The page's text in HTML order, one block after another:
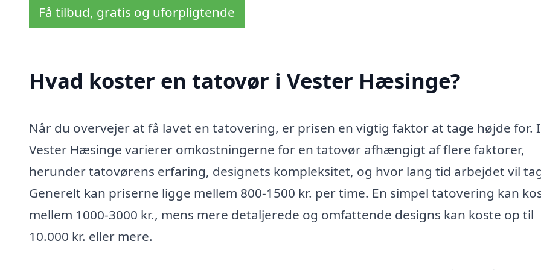
Få tilbud, gratis og uforpligtende
Hvad koster en tatovør i Vester Hæsinge?
Når du overvejer at få lavet en tatovering, er prisen en vigtig faktor at tage højde for. I
Vester Hæsinge varierer omkostningerne for en tatovør afhængigt af flere faktorer,
herunder tatovørens erfaring, designets kompleksitet, og hvor lang tid arbejdet vil
Generelt kan priserne ligge mellem 800-1500 kr. per time. En simpel tatovering kan
mellem 1000-3000 kr., mens mere detaljerede og omfattende designs kan koste op til
10.000 kr. eller mere.